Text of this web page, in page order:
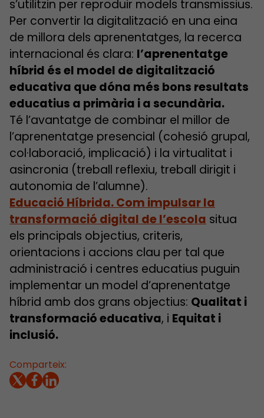
Comparteix:
s’utilitzin per reproduir models transmissius.
Per convertir la digitalització en una eina
de millora dels aprenentatges, la recerca
internacional és clara: l’aprenentatge
híbrid és el model de digitalització
educativa que dóna més bons resultats
educatius a primària i a secundària.
Té l’avantatge de combinar el millor de
l’aprenentatge presencial (cohesió grupal,
col·laboració, implicació) i la virtualitat i
asincronia (treball reflexiu, treball dirigit i
autonomia de l’alumne).
Educació Híbrida. Com impulsar la
transformació digital de l’escola situa
els principals objectius, criteris,
orientacions i accions clau per tal que
administració i centres educatius puguin
implementar un model d’aprenentatge
híbrid amb dos grans objectius: Qualitat i
transformació educativa, i Equitat i
inclusió.